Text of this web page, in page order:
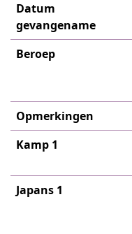
Datum
gevangename
Beroep
Opmerkingen
Kamp 1
Japans 1